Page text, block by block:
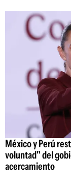
México y Perú
voluntad" del
acercamiento